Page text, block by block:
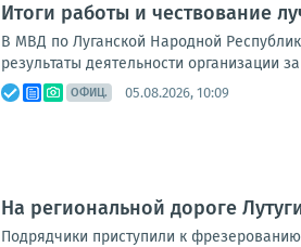
Итоги работы и чествование
В МВД по Луганской Народной
результаты деятельности организации
ОФИЦ. 05.08.2026, 10:09
На региональной дороге
Подрядчики приступили к